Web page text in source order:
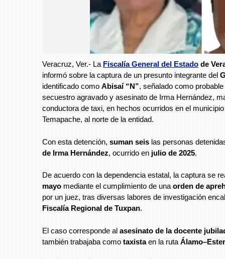
Veracruz, Ver.- La Fiscalía General del Estado de
informó sobre la captura de un presunto integrante del
identificado como Abisaí “N”, señalado como
secuestro agravado y asesinato de Irma Hernández,
conductora de taxi, en hechos ocurridos en el
Temapache, al norte de la entidad.
Con esta detención, suman seis las personas
de Irma Hernández, ocurrido en julio de 2025.
De acuerdo con la dependencia estatal, la captura se
mayo mediante el cumplimiento de una orden de
por un juez, tras diversas labores de investigación
Fiscalía Regional de Tuxpan.
El caso corresponde al asesinato de la docente
también trabajaba como taxistaen la ruta